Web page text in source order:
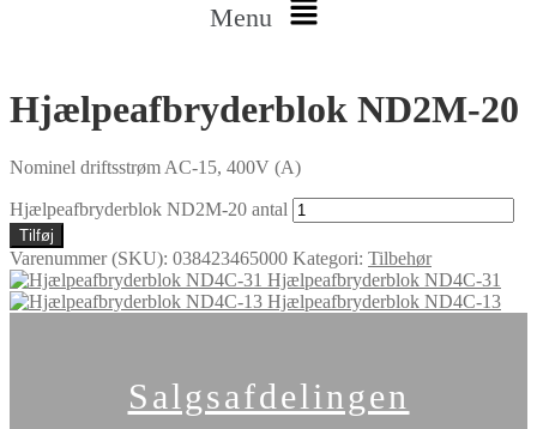
Menu
Hjælpeafbryderblok ND2M-20
Nominel driftsstrøm AC-15, 400V (A)
Hjælpeafbryderblok ND2M-20 antal
Tilføj
Varenummer (SKU): 038423465000 Kategori: Tilbehør
Hjælpeafbryderblok ND4C-31
Hjælpeafbryderblok ND4C-13
Salgsafdelingen